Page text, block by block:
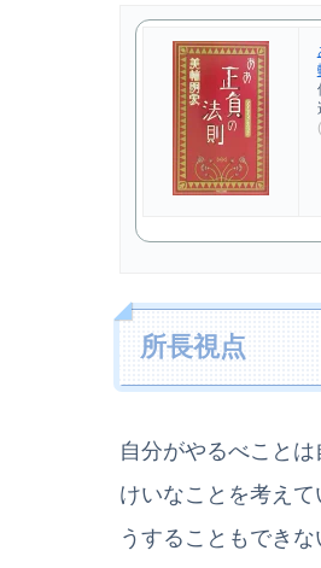
所長視点
自分がやるべこと
けいなことを考え
うすることもでき